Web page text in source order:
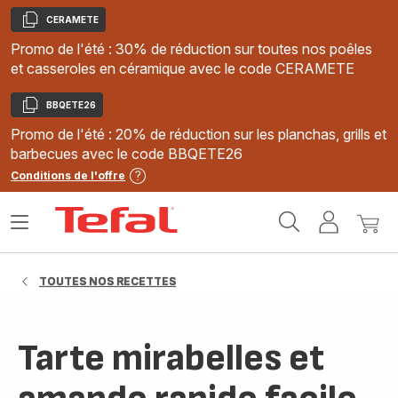
Copier
CERAMETE
Promo de l'été : 30% de réduction sur toutes nos poêles
et casseroles en céramique avec le code CERAMETE
Copier
BBQETE26
Promo de l'été : 20% de réduction sur les planchas, grills et
barbecues avec le code BBQETE26
Conditions de l'offre
MonMon
Ouvrir
TOUTES NOS RECETTES
Tarte mirabelles et